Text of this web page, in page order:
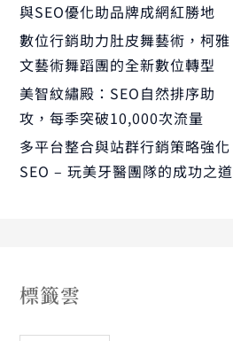
與SEO優化助品牌成網紅勝地
數位行銷助力肚皮舞藝術，柯雅
文藝術舞蹈團的全新數位轉型
美智紋繡殿：SEO自然排序助
攻，每季突破10,000次流量
多平台整合與站群行銷策略強化
SEO – 玩美牙醫團隊的成功之道
標籤雲